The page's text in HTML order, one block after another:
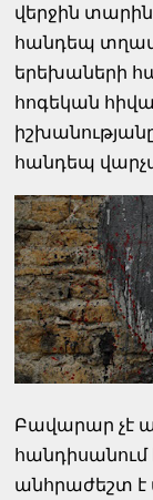
վերջին
հանդեպ
երեխաների
հոգեկան
հանդեպ
Բավարար չէ
անհրաժեշտ է